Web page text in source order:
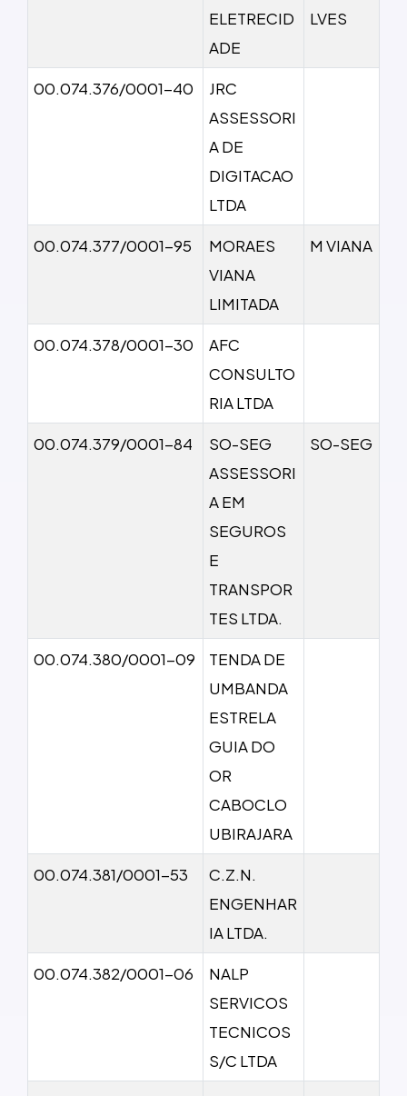
ELETRECID
ADE
LVES
00.074.376/0001-40
JRC
ASSESSORI
A DE
DIGITACAO
LTDA
00.074.377/0001-95
MORAES
VIANA
LIMITADA
M VIANA
00.074.378/0001-30
AFC
CONSULTO
RIA LTDA
00.074.379/0001-84
SO-SEG
ASSESSORI
A EM
SEGUROS
E
TRANSPOR
TES LTDA.
SO-SEG
00.074.380/0001-09
TENDA DE
UMBANDA
ESTRELA
GUIA DO
OR
CABOCLO
UBIRAJARA
00.074.381/0001-53
C.Z.N.
ENGENHAR
IA LTDA.
00.074.382/0001-06
NALP
SERVICOS
TECNICOS
S/C LTDA